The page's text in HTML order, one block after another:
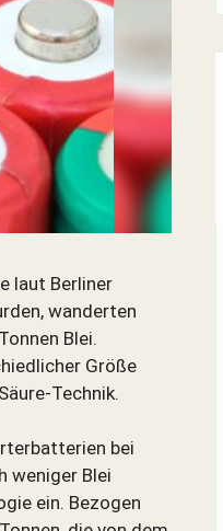
laut Berliner
wanderten
Blei.
Größe
Technik.
bei
weniger Blei
ein. Bezogen